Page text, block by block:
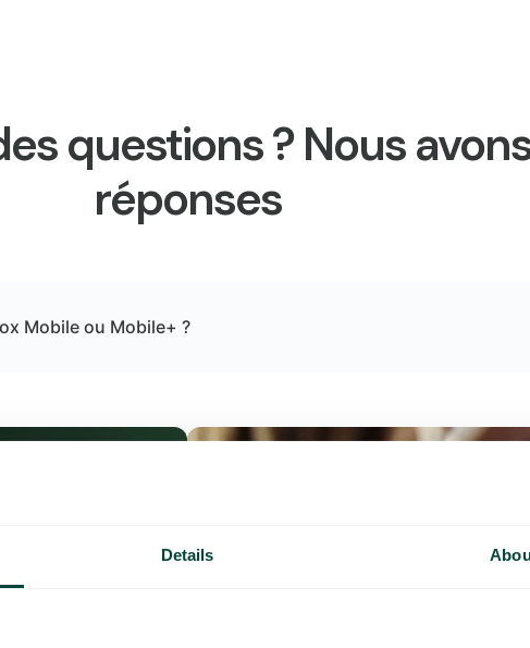
Details
questions ? Nous
réponses
Mobile ou Mobile+ ?